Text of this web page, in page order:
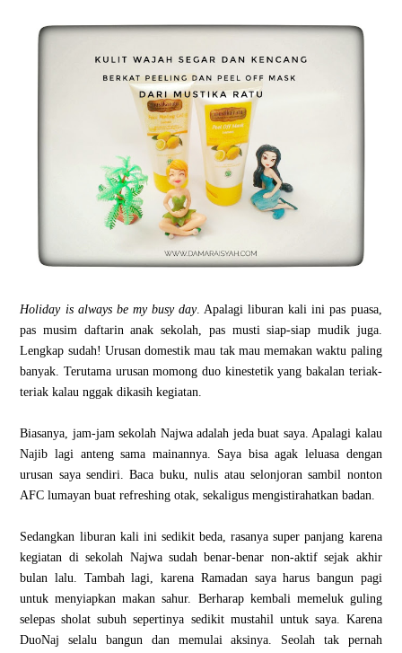
Holiday is always be my busy day. Apalagi liburan kali ini pas puasa,
pas musim daftarin anak sekolah, pas musti siap-siap mudik juga.
Lengkap sudah! Urusan domestik mau tak mau memakan waktu paling
banyak. Terutama urusan momong duo kinestetik yang bakalan teriak-
teriak kalau nggak dikasih kegiatan.
Biasanya, jam-jam sekolah Najwa adalah jeda buat saya. Apalagi kalau
Najib lagi anteng sama mainannya. Saya bisa agak leluasa dengan
urusan saya sendiri. Baca buku, nulis atau selonjoran sambil nonton
AFC lumayan buat refreshing otak, sekaligus mengistirahatkan badan.
Sedangkan liburan kali ini sedikit beda, rasanya super panjang karena
kegiatan di sekolah Najwa sudah benar-benar non-aktif sejak akhir
bulan lalu. Tambah lagi, karena Ramadan saya harus bangun pagi
untuk menyiapkan makan sahur. Berharap kembali memeluk guling
selepas sholat subuh sepertinya sedikit mustahil untuk saya. Karena
DuoNaj selalu bangun dan memulai aksinya. Seolah tak pernah